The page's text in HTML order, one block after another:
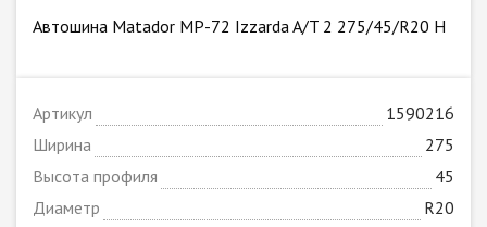
Автошина Matador MP-72 Izzarda A/T 2 275/45/R20 H
Артикул
1590216
Ширина
275
Высота профиля
45
Диаметр
R20